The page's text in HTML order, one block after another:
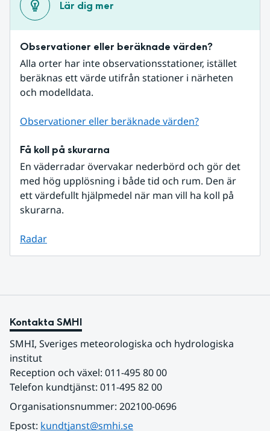
Lär dig mer
Observationer eller beräknade värden?
Alla orter har inte observationsstationer, istället
beräknas ett värde utifrån stationer i närheten
och modelldata.
Observationer eller beräknade värden?
Få koll på skurarna
En väderradar övervakar nederbörd och gör det
med hög upplösning i både tid och rum. Den är
ett värdefullt hjälpmedel när man vill ha koll på
skurarna.
Radar
Kontakta SMHI
SMHI, Sveriges meteorologiska och hydrologiska
institut
Reception och växel: 011-495 80 00
Telefon kundtjänst: 011-495 82 00
Organisationsnummer: 202100-0696
Epost: kundtjanst@smhi.se